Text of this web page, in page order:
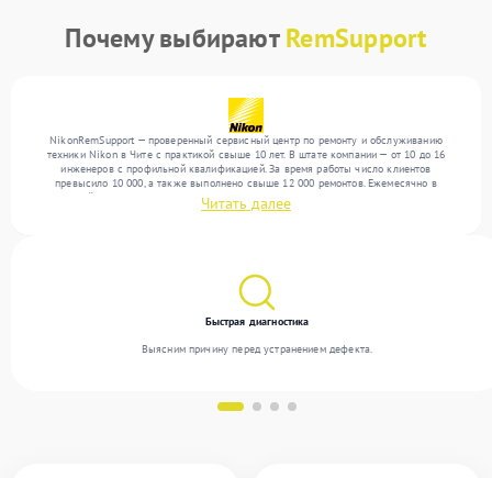
Почему выбираютRemSupport
NikonRemSupport — проверенный сервисный центр по ремонту и обслуживанию
техники Nikon в Чите с практикой свыше 10 лет. В штате компании — от 10 до 16
инженеров с профильной квалификацией. За время работы число клиентов
превысило 10 000, а также выполнено свыше 12 000 ремонтов. Ежемесячно в
сервисный центр поступает свыше 300 единиц техники, включая , , . Мы беремся за
задачи любой сложности и предлагаем стабильный уровень сервиса благодаря
Читать далее
Быстрая диагностика
Выясним причину перед устранением дефекта.